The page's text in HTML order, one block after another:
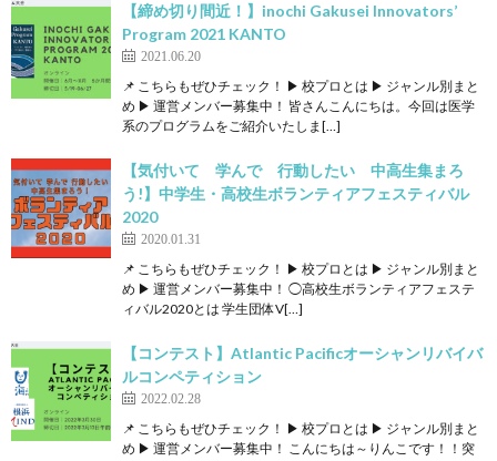
【締め切り間近！】inochi Gakusei Innovators’
Program 2021 KANTO
2021.06.20
📌 こちらもぜひチェック！ ▶ 校プロとは ▶ ジャンル別まと
め ▶ 運営メンバー募集中！ 皆さんこんにちは。今回は医学
系のプログラムをご紹介いたしま[…]
【気付いて 学んで 行動したい 中高生集まろ
う!】中学生・高校生ボランティアフェスティバル
2020
2020.01.31
📌 こちらもぜひチェック！ ▶ 校プロとは ▶ ジャンル別まと
め ▶ 運営メンバー募集中！ ◯高校生ボランティアフェステ
ィバル2020とは 学生団体V[…]
【コンテスト】Atlantic Pacificオーシャンリバイバ
ルコンペティション
2022.02.28
📌 こちらもぜひチェック！ ▶ 校プロとは ▶ ジャンル別まと
め ▶ 運営メンバー募集中！ こんにちは～りんこです！！突